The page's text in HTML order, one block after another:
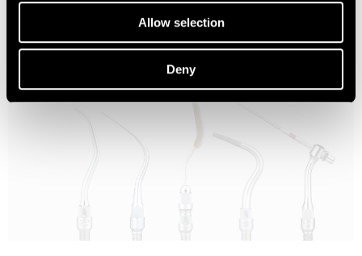
Allow selection
Deny